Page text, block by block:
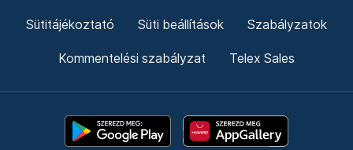
Sütitájékoztató Süti beállítások Szabályzatok
Kommentelési szabályzat Telex Sales